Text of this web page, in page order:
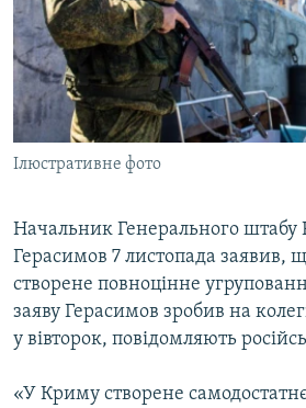
ДЕПОРТАЦІЯ
ВІДЕОУРОКИ «ELIFBE»
СВІДЧЕННЯ ОКУПАЦІЇ
УКРАЇНСЬКА ПРОБЛЕМА КРИМУ
ІНФОГРАФІКА
ЯК ОБІЙТИ БЛОКУВАННЯ
Русский
Qırımtatar
ДОЛУЧАЙСЯ!
Усі сайти RFE/RL
Ілюстративне фото
Начальник Генерального штабу
Герасимов 7 листопада заявив,
створене повноцінне
заяву Герасимов зробив на
у вівторок, повідомляють
«У Криму створене